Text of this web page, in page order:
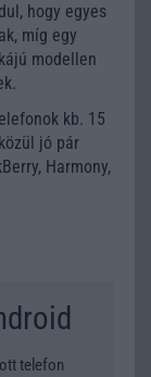
hogy egyes
míg egy
modellen
kb. 15
jó pár
Harmony,
telefon